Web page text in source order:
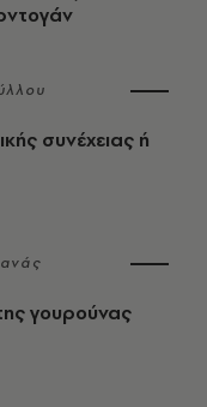
συνέχειας ή
γουρούνας